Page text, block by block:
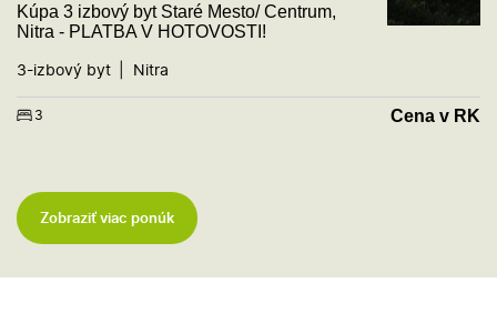
Kúpa 3 izbový byt Staré Mesto/ Centrum,
Nitra - PLATBA V HOTOVOSTI!
3-izbový byt
Nitra
3 Cena v RK
Zobraziť viac ponúk